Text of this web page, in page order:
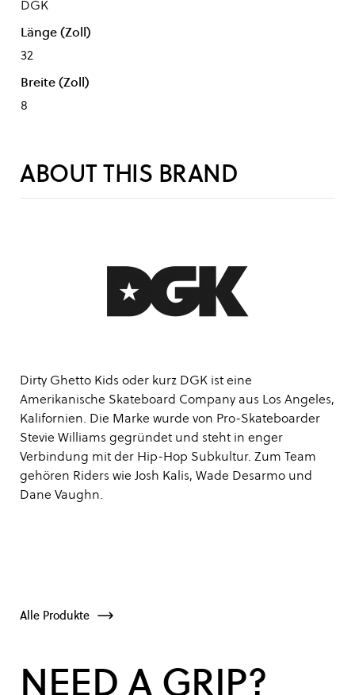
DGK
Länge (Zoll)
32
Breite (Zoll)
8
ABOUT THIS BRAND
Dirty Ghetto Kids oder kurz DGK ist eine
Amerikanische Skateboard Company aus Los Angeles,
Kalifornien. Die Marke wurde von Pro-Skateboarder
Stevie Williams gegründet und steht in enger
Verbindung mit der Hip-Hop Subkultur. Zum Team
gehören Riders wie Josh Kalis, Wade Desarmo und
Dane Vaughn.
Alle Produkte
NEED A GRIP?